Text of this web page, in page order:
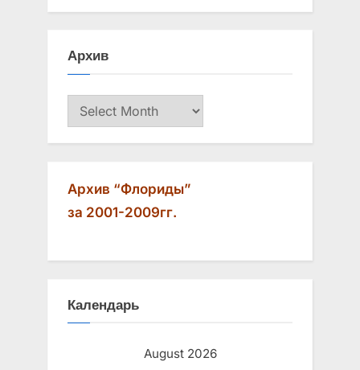
Архив
Архив
Архив “Флориды”
за 2001-2009гг.
Календарь
August 2026